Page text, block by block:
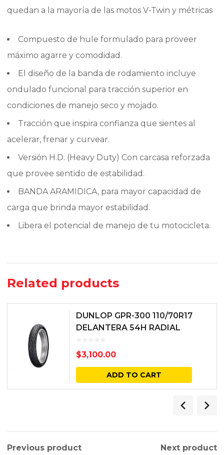
quedan a la mayoría de las motos V-Twin y métricas
Compuesto de hule formulado para proveer
máximo agarre y comodidad.
El diseño de la banda de rodamiento incluye
ondulado funcional para tracción superior en
condiciones de manejo seco y mojado.
Tracción que inspira confianza que sientes al
acelerar, frenar y curvear.
Versión H.D. (Heavy Duty) Con carcasa reforzada
que provee sentido de estabilidad.
BANDA ARAMIDICA, para mayor capacidad de
carga que brinda mayor estabilidad.
Libera el potencial de manejo de tu motocicleta.
Related products
DUNLOP GPR-300 110/70R17
DELANTERA 54H RADIAL
$3,100.00
ADD TO CART
Previous product Next product